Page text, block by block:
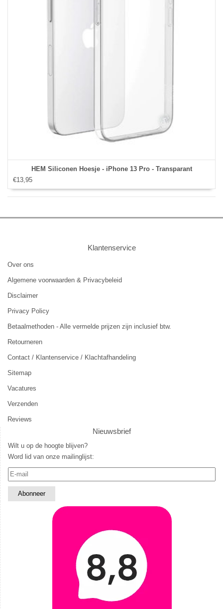
HEM Siliconen Hoesje - iPhone 13 Pro - Transparant
€13,95
Klantenservice
Over ons
Algemene voorwaarden & Privacybeleid
Disclaimer
Privacy Policy
Betaalmethoden - Alle vermelde prijzen zijn inclusief btw.
Retourneren
Contact / Klantenservice / Klachtafhandeling
Sitemap
Vacatures
Verzenden
Reviews
Nieuwsbrief
Wilt u op de hoogte blijven?
Word lid van onze mailinglijst: